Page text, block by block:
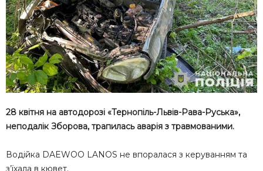
28 квітня на автодорозі «Тернопіль-Львів-Рава-Руська»,
неподалік Зборова, трапилась аварія з травмованими.
Водійка DAEWOO LANOS не впоралася з керуванням та
з’їхала в кювет.